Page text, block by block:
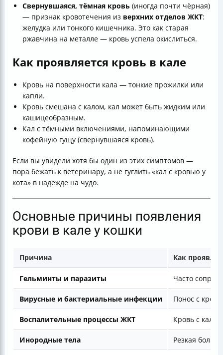
Свернувшаяся, тёмная кровь (иногда почти чёрная)
— признак кровотечения из верхних отделов ЖКТ:
желудка или тонкого кишечника. Это как старая
ржавчина на металле — кровь успела окислиться.
Как проявляется кровь в кале
Кровь на поверхности кала — тонкие прожилки или
капли.
Кровь смешана с калом, кал может быть жидким или
кашицеобразным.
Кал с тёмными включениями, напоминающими
кофейную гущу (свернувшаяся кровь).
Если вы увидели хотя бы один из этих симптомов —
пора бежать к ветеринару, а не гуглить «кал с кровью у
кота» в надежде на чудо.
Основные причины появления
крови в кале у кошки
Причина Как
Гельминты и паразиты Часто
Вирусные и бактериальные инфекции Понос с
Воспалительные процессы ЖКТ Кровь с
Инородные тела Резкая боль,